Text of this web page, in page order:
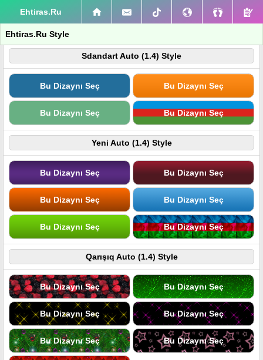
Ehtiras.Ru
Ehtiras.Ru Style
Sdandart Auto (1.4) Style
Bu Dizaynı Seç Bu Dizaynı Seç
Bu Dizaynı Seç Bu Dizaynı Seç
Yeni Auto (1.4) Style
Bu Dizaynı Seç Bu Dizaynı Seç
Bu Dizaynı Seç Bu Dizaynı Seç
Bu Dizaynı Seç Bu Dizaynı Seç
Qarışıq Auto (1.4) Style
Bu Dizaynı Seç Bu Dizaynı Seç
Bu Dizaynı Seç Bu Dizaynı Seç
Bu Dizaynı Seç Bu Dizaynı Seç